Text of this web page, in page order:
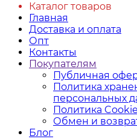
Каталог товаров
Главная
Доставка и оплата
Опт
Контакты
Покупателям
Публичная
Политика
персональных
Политика
Обмен и
Блог